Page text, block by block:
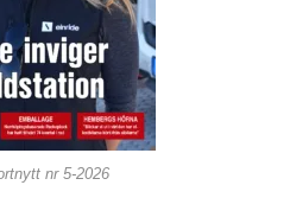
nr 5-2026